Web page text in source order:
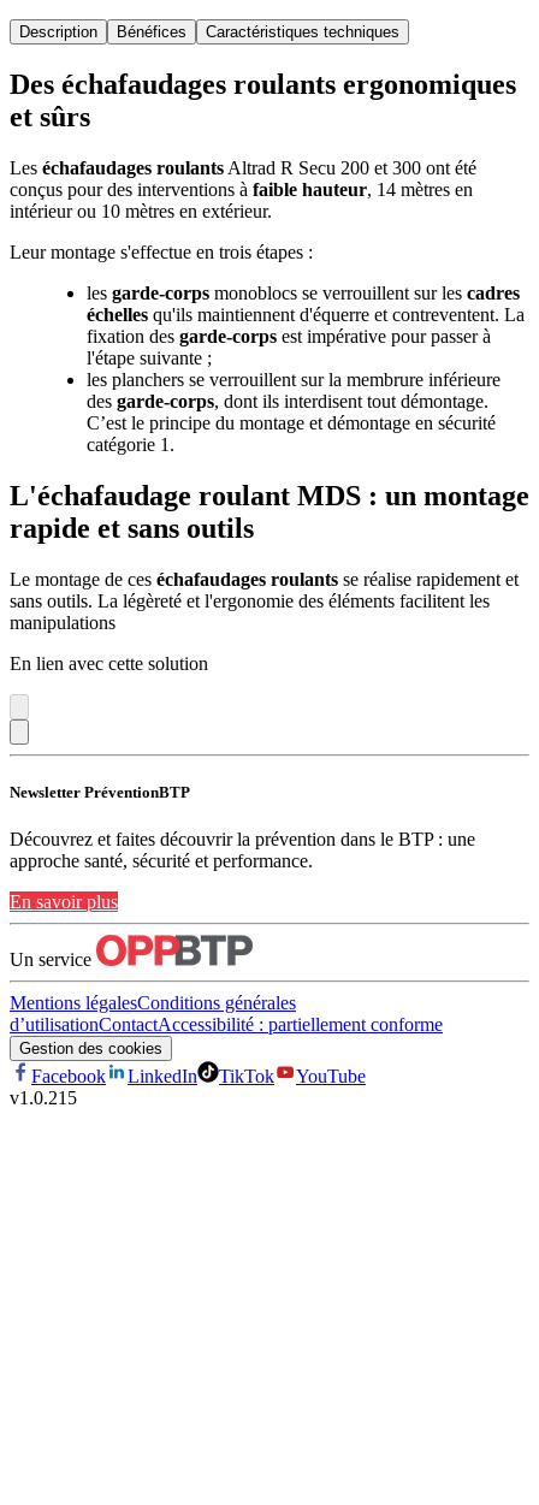
Description Bénéfices Caractéristiques techniques
Des échafaudages roulants ergonomiques
et sûrs
Les échafaudages roulants Altrad R Secu 200 et 300 ont été
conçus pour des interventions à faible hauteur, 14 mètres en
intérieur ou 10 mètres en extérieur.
Leur montage s'effectue en trois étapes :
les garde-corps monoblocs se verrouillent sur les cadres
échelles qu'ils maintiennent d'équerre et contreventent. La
fixation des garde-corps est impérative pour passer à
l'étape suivante ;
les planchers se verrouillent sur la membrure inférieure
des garde-corps, dont ils interdisent tout démontage.
C’est le principe du montage et démontage en sécurité
catégorie 1.
L'échafaudage roulant MDS : un montage
rapide et sans outils
Le montage de ces échafaudages roulants se réalise rapidement et
sans outils. La légèreté et l'ergonomie des éléments facilitent les
manipulations
En lien avec cette solution
Newsletter PréventionBTP
Découvrez et faites découvrir la prévention dans le BTP : une
approche santé, sécurité et performance.
En savoir plus
Un service
Mentions légalesConditions générales
d’utilisationContactAccessibilité : partiellement conforme
Gestion des cookies
Facebook LinkedIn TikTok
YouTube
v1.0.215